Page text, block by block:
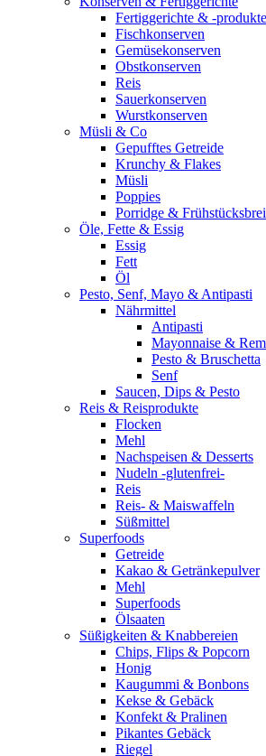
Fertiggerichte & -produkte
Fischkonserven
Gemüsekonserven
Obstkonserven
Reis
Sauerkonserven
Wurstkonserven
Müsli & Co
Gepufftes Getreide
Krunchy & Flakes
Müsli
Poppies
Porridge & Frühstücksbrei
Öle, Fette & Essig
Essig
Fett
Öl
Pesto, Senf, Mayo & Antipasti
Nährmittel
Antipasti
Mayonnaise &
Pesto & Bruschetta
Senf
Saucen, Dips & Pesto
Reis & Reisprodukte
Flocken
Mehl
Nachspeisen & Desserts
Nudeln -glutenfrei-
Reis
Reis- & Maiswaffeln
Süßmittel
Superfoods
Getreide
Kakao & Getränkepulver
Mehl
Superfoods
Ölsaaten
Süßigkeiten & Knabbereien
Chips, Flips & Popcorn
Honig
Kaugummi & Bonbons
Kekse & Gebäck
Konfekt & Pralinen
Pikantes Gebäck
Riegel